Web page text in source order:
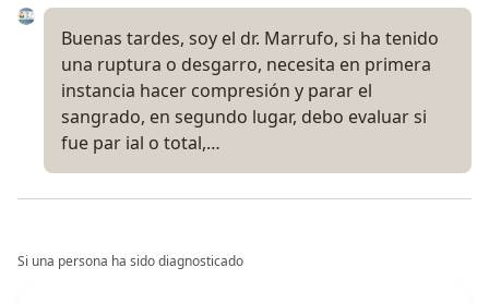
Buenas tardes, soy el dr. Marrufo, si ha tenido
una ruptura o desgarro, necesita en primera
instancia hacer compresión y parar el
sangrado, en segundo lugar, debo evaluar si
fue par ial o total,…
Si una persona ha sido diagnosticado